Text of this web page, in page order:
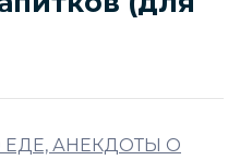
ЕДЕ, АНЕКДОТЫ О